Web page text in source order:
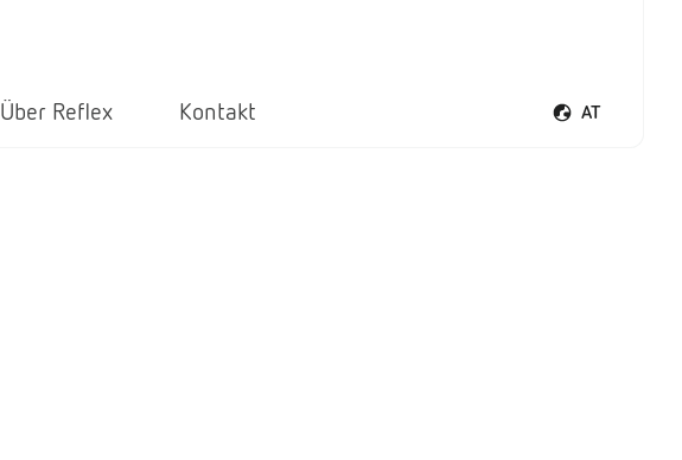
Über Reflex Kontakt AT
Sprachmenü